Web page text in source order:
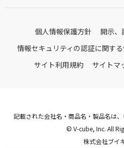
個人情報保護方針
開示、
情報セキュリティの認証に関す
サイト利用規約
サイトマ
記載された会社名・商品名・製品名は、
© V-cube, Inc. All
株式会社ブイ